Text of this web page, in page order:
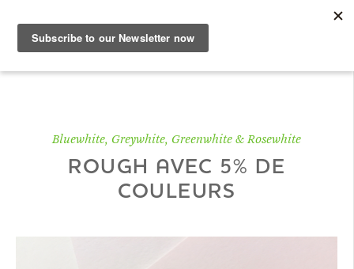
Shop
Bluewhite, Greywhite, Greenwhite & Rosewhite
ROUGH AVEC 5% DE
COULEURS